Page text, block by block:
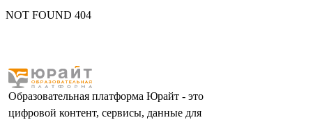
NOT FOUND 404
Образовательная платформа Юрайт - это
цифровой контент, сервисы, данные для